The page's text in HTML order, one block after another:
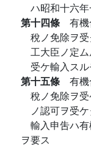
ハ昭和十六
第十四條 有
稅ノ免除ヲ
工大臣ノ定
受ケ輸入ス
第十五條 有
稅ノ免除ヲ
ノ認可ヲ受
輸入申吿ハ
ヲ要ス